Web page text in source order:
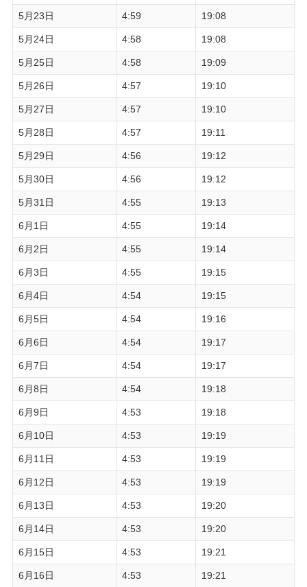
5月23日 4:59 19:08
5月24日 4:58 19:08
5月25日 4:58 19:09
5月26日 4:57 19:10
5月27日 4:57 19:10
5月28日 4:57 19:11
5月29日 4:56 19:12
5月30日 4:56 19:12
5月31日 4:55 19:13
6月1日 4:55 19:14
6月2日 4:55 19:14
6月3日 4:55 19:15
6月4日 4:54 19:15
6月5日 4:54 19:16
6月6日 4:54 19:17
6月7日 4:54 19:17
6月8日 4:54 19:18
6月9日 4:53 19:18
6月10日 4:53 19:19
6月11日 4:53 19:19
6月12日 4:53 19:19
6月13日 4:53 19:20
6月14日 4:53 19:20
6月15日 4:53 19:21
6月16日 4:53 19:21